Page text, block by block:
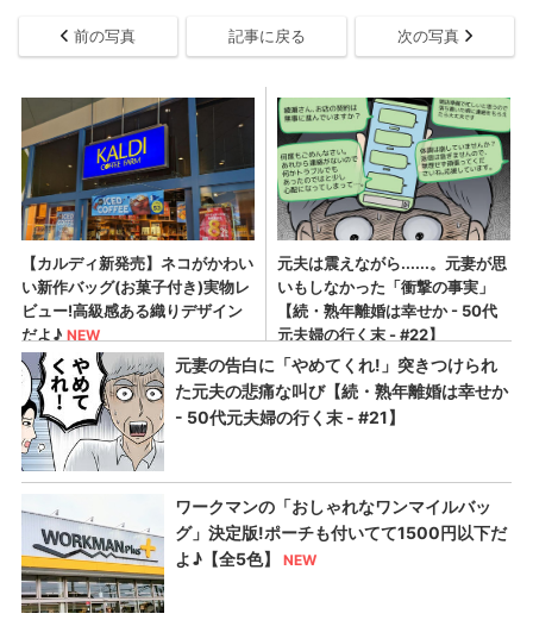
前の写真 記事に戻る 次の写真